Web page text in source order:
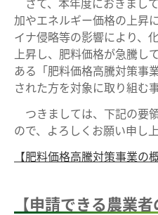
加やエネルギー価格の上昇
イナ侵略等の影響により、
上昇し、肥料価格が急騰し
ある「肥料価格高騰対策事
された方を対象に取り組む
つきましては、下記の要
ので、よろしくお願い申し上
【肥料価格高騰対策事業の
【申請できる農業者